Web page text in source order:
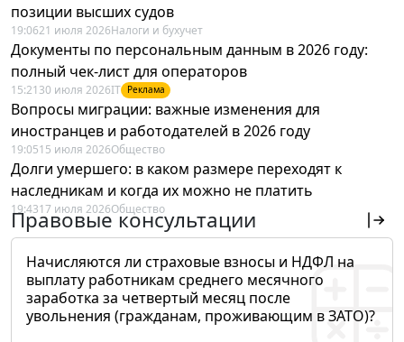
позиции высших судов
19:0621 июля 2026Налоги и бухучет
Документы по персональным данным в 2026 году:
полный чек-лист для операторов
15:21 30 июля 2026IT Реклама
Вопросы миграции: важные изменения для
иностранцев и работодателей в 2026 году
19:0515 июля 2026Общество
Долги умершего: в каком размере переходят к
наследникам и когда их можно не платить
19:4317 июля 2026Общество
Правовые консультации
Начисляются ли страховые взносы и НДФЛ на
выплату работникам среднего месячного
заработка за четвертый месяц после
увольнения (гражданам, проживающим в ЗАТО)?